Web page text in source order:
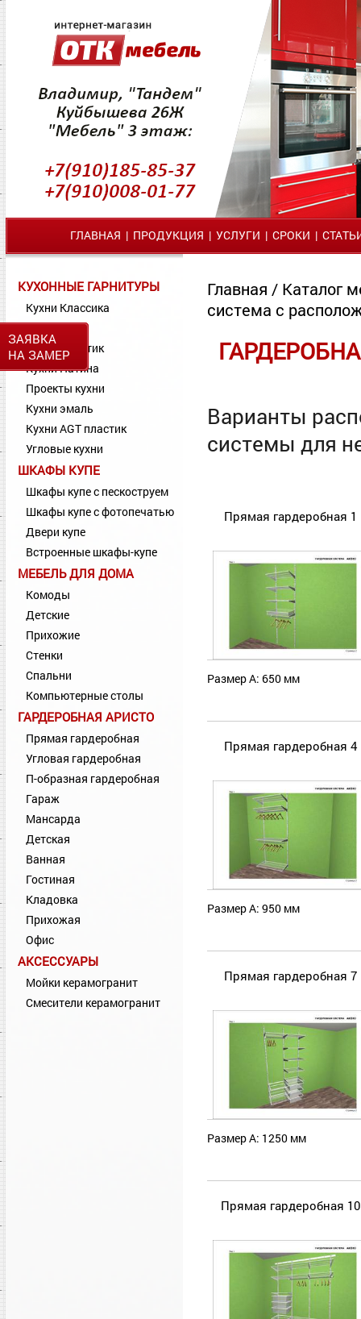
ЗАЯВКА
НА ЗАМЕР
ГЛАВНАЯ | ПРОДУКЦИЯ | УСЛУГИ | СРОКИ |
КУХОННЫЕ ГАРНИТУРЫ
Кухни Классика
Кухни МДФ
Кухни Пластик
Кухни Патина
Проекты кухни
Кухни эмаль
Кухни AGT пластик
Угловые кухни
ШКАФЫ КУПЕ
Шкафы купе с пескоструем
Шкафы купе с фотопечатью
Двери купе
Встроенные шкафы-купе
МЕБЕЛЬ ДЛЯ ДОМА
Комоды
Детские
Прихожие
Стенки
Спальни
Компьютерные столы
ГАРДЕРОБНАЯ АРИСТО
Прямая гардеробная
Угловая гардеробная
П-образная гардеробная
Гараж
Мансарда
Детская
Ванная
Гостиная
Кладовка
Прихожая
Офис
АКСЕССУАРЫ
Мойки керамогранит
Смесители керамогранит
Главная / Каталог
система с
Варианты
системы для
Прямая гардеробная 1
Размер А: 650 мм
Прямая гардеробная 4
Размер А: 950 мм
Прямая гардеробная 7
Размер А: 1250 мм
Прямая гардеробная 10